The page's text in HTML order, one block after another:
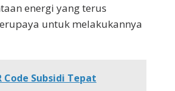
energi yang terus
untuk melakukannya
Subsidi Tepat